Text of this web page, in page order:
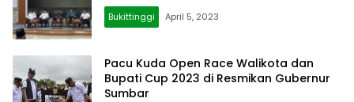
Bukittinggi April 5, 2023
Pacu Kuda Open Race Walikota dan
Bupati Cup 2023 di Resmikan Gubernur
Sumbar